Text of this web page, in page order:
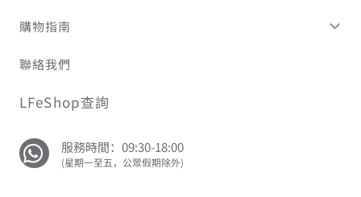
購物指南
聯絡我們
LFeShop查詢
服務時間：09:30-18:00
(星期一至五，公眾假期除外)